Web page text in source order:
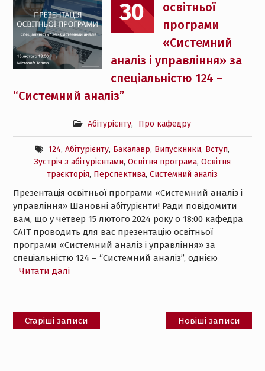
30
освітньої
програми
«Системний
аналіз і управління» за
спеціальністю 124 –
“Системний аналіз”
Абітурієнту, Про кафедру
124,Абітурієнту, Бакалавр, Випускники, Вступ,
Зустріч з абітурієнтами, Освітня програма, Освітня
траєкторія, Перспектива,Системний аналіз
Презентація освітньої програми «Системний аналіз і
управління» Шановні абітурієнти! Ради повідомити
вам, що у четвер 15 лютого 2024 року о 18:00 кафедра
САІТ проводить для вас презентацію освітньої
програми «Системний аналіз і управління» за
спеціальністю 124 – “Системний аналіз”, однією
Читати далі
Навігація
за
Старіші записи Новіші записи